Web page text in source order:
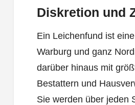
Diskretion und
Ein Leichenfund ist
Warburg und ganz
darüber hinaus mit
Bestattern und
Sie werden über jeden